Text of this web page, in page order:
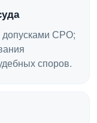
СРО;
споров.